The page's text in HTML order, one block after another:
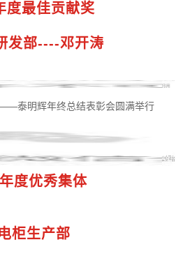
度最佳贡献奖
发部----邓开涛
度优秀集体
柜生产部